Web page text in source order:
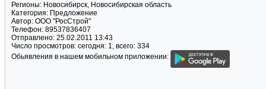
Регионы: Новосибирск, Новосибирская область
Категория: Предложение
Автор: ООО "РосСтрой"
Телефон: 89537836407
Отправлено: 25.02.2011 13:43
Число просмотров: сегодня: 1, всего: 334
Обьявления в нашем мобильном приложении: